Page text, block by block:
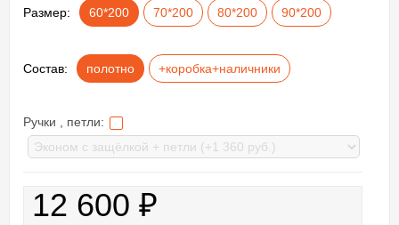
Размер: 60*200 70*200 80*200 90*200
Состав: полотно +коробка+наличники
Ручки , петли:
12 600 ₽